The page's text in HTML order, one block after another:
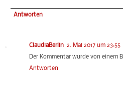
Antworten
ClaudiaBerlin 2. Mai 2017 um 23:55
Der Kommentar wurde von
Antworten